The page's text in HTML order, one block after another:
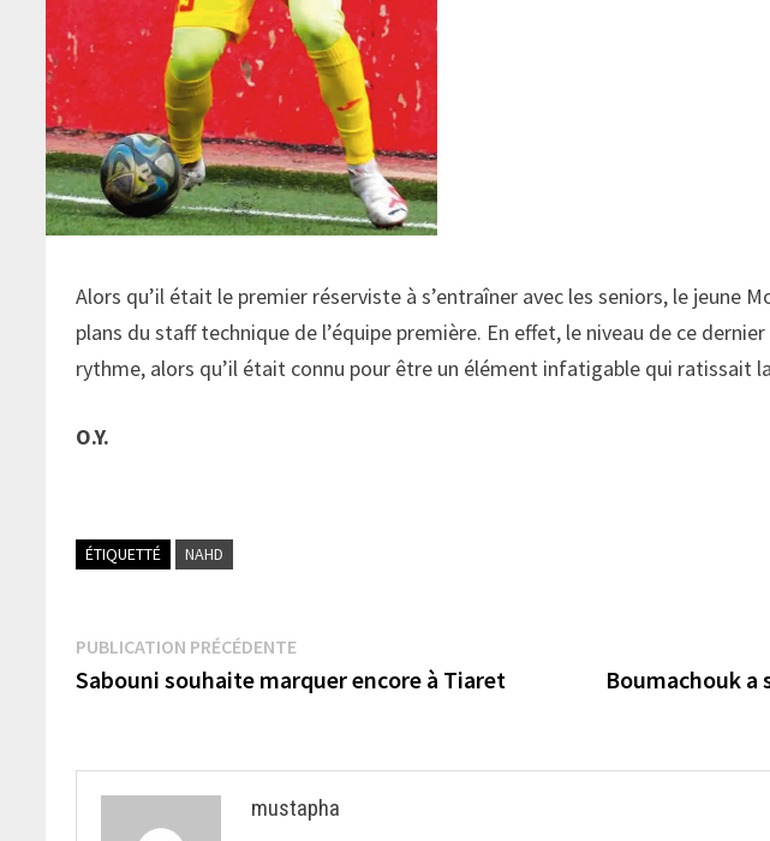
Alors qu’il était le premier réserviste à s’entraîner avec les seniors, le jeune
plans du staff technique de l’équipe première. En effet, le niveau de ce
rythme, alors qu’il était connu pour être un élément infatigable qui ratissait
O.Y.
ÉTIQUETTÉ NAHD
Navigation
de
PUBLICATION PRÉCÉDENTEPublication
précédente :
Sabouni souhaite marquer encore à Tiaret Boumachouk
mustapha